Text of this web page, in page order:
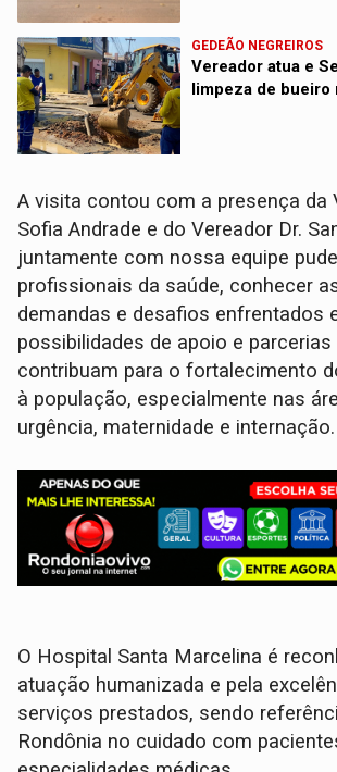
GEDEÃO NEGREIROS
Vereador atua e
limpeza de bueiro
A visita contou com a presença da
Sofia Andrade e do Vereador Dr.
juntamente com nossa equipe
profissionais da saúde, conhecer
demandas e desafios enfrentados
possibilidades de apoio e parcerias
contribuam para o fortalecimento
à população, especialmente nas
urgência, maternidade e internação.
O Hospital Santa Marcelina é
atuação humanizada e pela
serviços prestados, sendo
Rondônia no cuidado com